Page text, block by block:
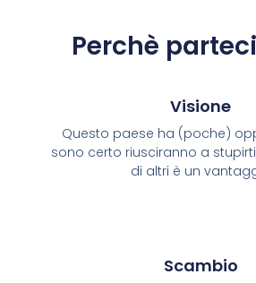
Perchè
Visione
Questo paese ha (poche)
sono certo riusciranno a
di altri è un
Scambio